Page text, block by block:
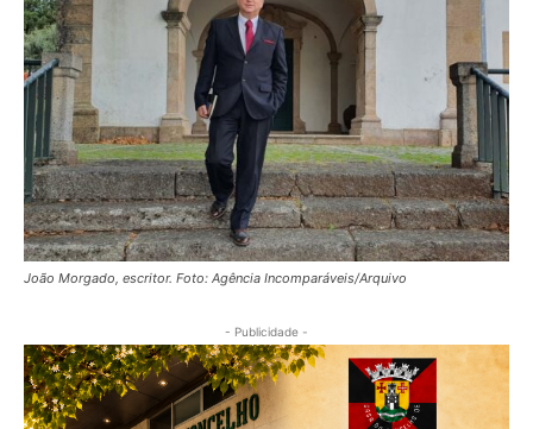
João Morgado, escritor. Foto: Agência Incomparáveis/Arquivo
- Publicidade -